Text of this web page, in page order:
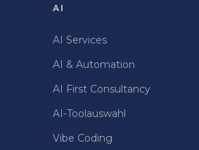
AI
AI Services
AI & Automation
AI First Consultancy
AI-Toolauswahl
Vibe Coding